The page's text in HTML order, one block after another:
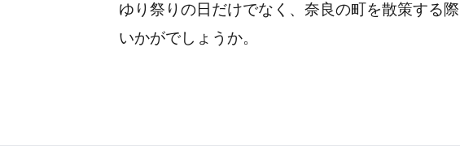
ゆり祭りの日だけでなく、奈良の町を散策する
いかがでしょうか。